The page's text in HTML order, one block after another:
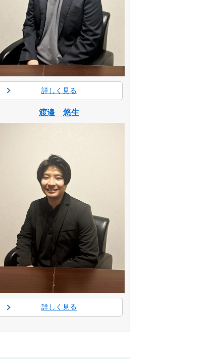
詳しく見る
渡邉 悠生
詳しく見る